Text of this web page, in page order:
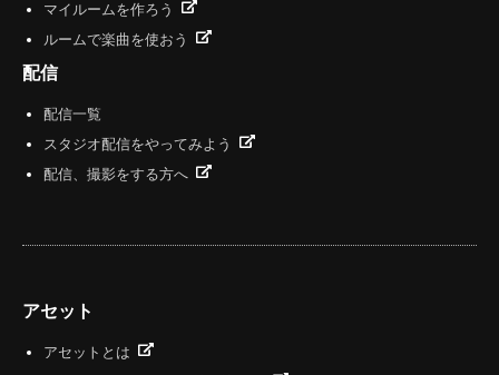
マイルームを作ろう
ルームで楽曲を使おう
配信
配信一覧
スタジオ配信をやってみよう
配信、撮影をする方へ
アセット
アセットとは